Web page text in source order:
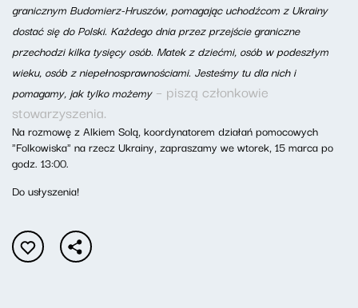
granicznym Budomierz-Hruszów, pomagając uchodźcom z Ukrainy
dostać się do Polski. Każdego dnia przez przejście graniczne
przechodzi kilka tysięcy osób. Matek z dziećmi, osób w podeszłym
wieku, osób z niepełnosprawnościami. Jesteśmy tu dla nich i
pomagamy, jak tylko możemy– piszą członkowie
stowarzyszenia.
Na rozmowę z Alkiem Solą, koordynatorem działań pomocowych
"Folkowiska" na rzecz Ukrainy, zapraszamy we wtorek, 15 marca po
godz. 13:00.
Do usłyszenia!